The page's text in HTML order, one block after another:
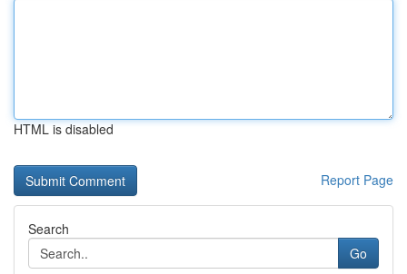
HTML is disabled
Report Page
Search
Go